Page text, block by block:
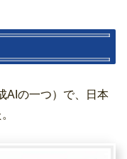
AIの一つ）で、日本